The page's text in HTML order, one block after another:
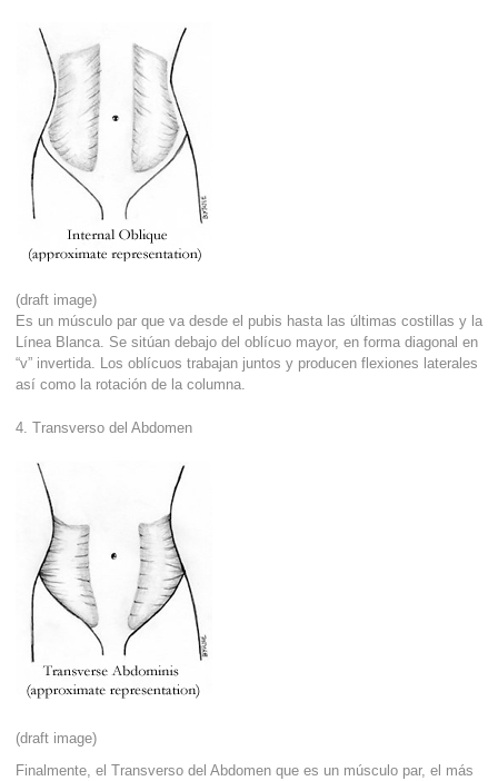
(draft image)
Es un músculo par que va desde el pubis hasta las últimas costillas y la
Línea Blanca. Se sitúan debajo del oblícuo mayor, en forma diagonal en
“v” invertida. Los oblícuos trabajan juntos y producen flexiones laterales
así como la rotación de la columna.
4. Transverso del Abdomen
(draft image)
Finalmente, el Transverso del Abdomen que es un músculo par, el más